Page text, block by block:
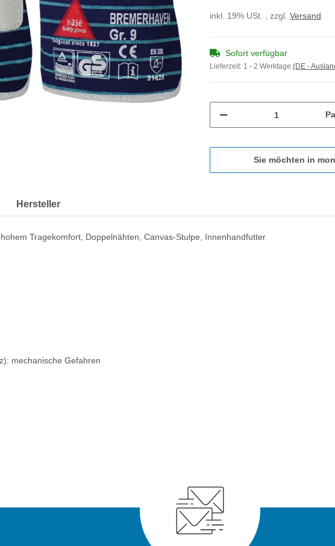
inkl. 19% USt. , zzgl. Versand
Sofort verfügbar
Lieferzeit: 1 - 2 Werktage (DE -
Sie möchten in
Hersteller
Tragekomfort, Doppelnähten, Canvas-Stulpe, Innenhandfutter
mechanische Gefahren